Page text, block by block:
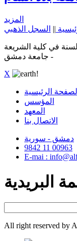
المزيد
|| السجل الذهبي
في كلية الشريعة
- جامعة دمشق
X
الصفحة الرئيسية
المؤسس
المعهد
الاتصال بنا
دمشق - سورية
9842 11 00963
E-mai :
البريدية
All right reserved by